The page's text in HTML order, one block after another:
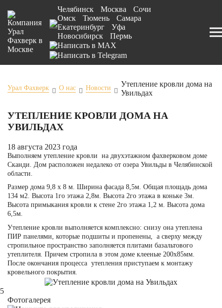
Челябинск Москва
Сочи
Омск
Тюмень
Самара
Екатеринбург
Уфа
Новосибирск
Пермь
Урал Фахверк О нас Новости
Утепление кровли дома на
Увильдах
УТЕПЛЕНИЕ КРОВЛИ ДОМА НА
УВИЛЬДАХ
18 августа 2023 года
Выполняем утепление кровли на двухэтажном фахверковом доме
Сканди. Дом расположен недалеко от озера Увильды в Челябинской
области.
Размер дома 9,8 х 8 м. Ширина фасада 8,5м. Общая площадь дома
134 м2. Высота 1го этажа 2,8м. Высота 2го этажа в коньке 3м.
Высота примыкания кровли к стене 2го этажа 1,2 м. Высота дома
6,5м.
Утепление кровли выполняется комплексно: снизу она утеплена
ПИР панелями, которые подшиты и пропенены, а сверху между
стропильное пространство заполняется плитами базальтового
утеплителя. Причем стропила в этом доме клееные 200х85мм.
После окончания процесса утепления приступаем к монтажу
кровельного покрытия.
5
Фотогалерея